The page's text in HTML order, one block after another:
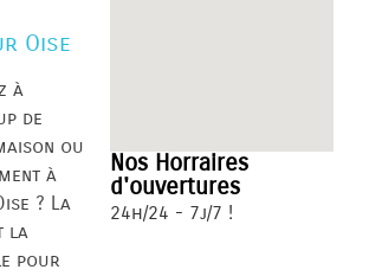
Oise
à
de
ou
à
? La
la
pour
Nos Horraires
d'ouvertures
24h/24 - 7j/7 !